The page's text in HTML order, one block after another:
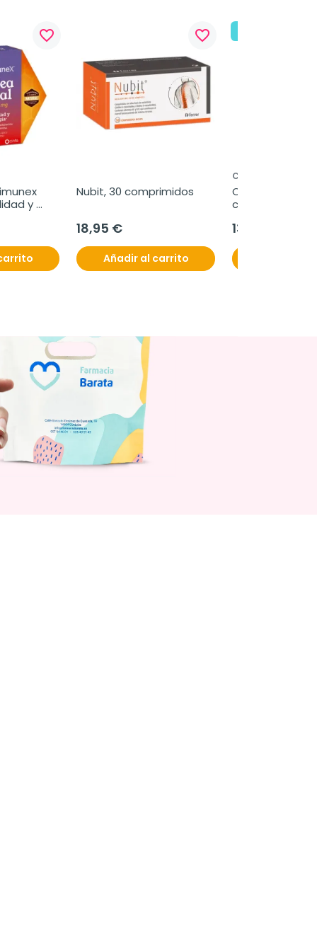
favorite_border
y
favorite_border
Nubit, 30 comprimidos
18,95 €
Añadir al carrito
CERAVE
CeraVe Oil
crema
13,95 €